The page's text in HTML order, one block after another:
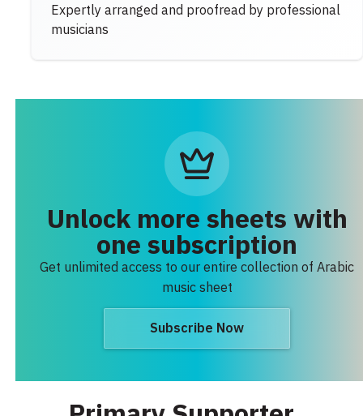
Expertly arranged and proofread by professional
musicians
Unlock more sheets with
one subscription
Get unlimited access to our entire collection of Arabic
music sheet
Subscribe Now